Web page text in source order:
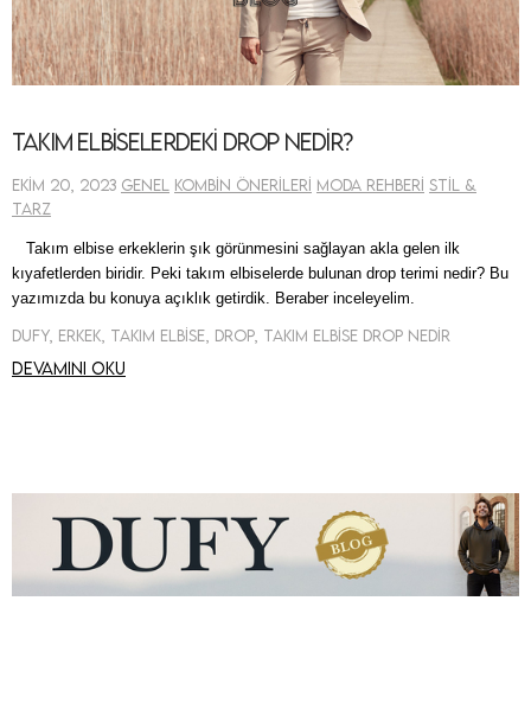
Takım Elbiselerdeki Drop Nedir?
Ekim 20, 2023 Genel Kombin Önerileri Moda Rehberi Stil &
Tarz
Takım elbise erkeklerin şık görünmesini sağlayan akla gelen ilk
kıyafetlerden biridir. Peki takım elbiselerde bulunan drop terimi nedir? Bu
yazımızda bu konuya açıklık getirdik. Beraber inceleyelim.
Dufy, Erkek, Takım Elbise, Drop, Takım Elbise Drop Nedir
Devamını oku